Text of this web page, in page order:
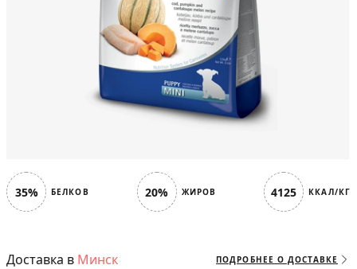
35% БЕЛКОВ 20% ЖИРОВ 4125 ККАЛ/КГ
Доставка в Минск ПОДРОБНЕЕ О ДОСТАВКЕ